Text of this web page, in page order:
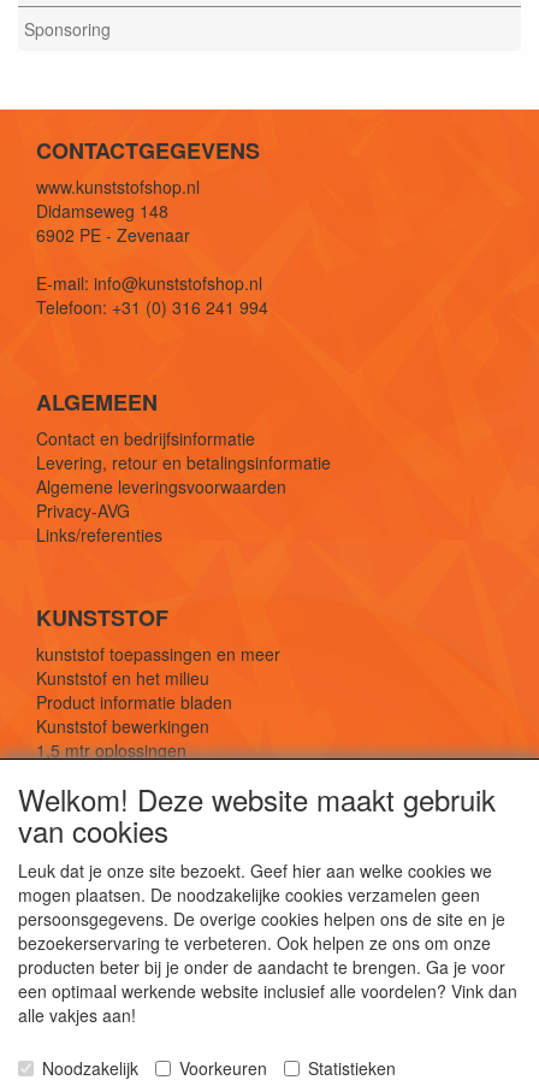
Sponsoring
CONTACTGEGEVENS
www.kunststofshop.nl
Didamseweg 148
6902 PE - Zevenaar
E-mail: info@kunststofshop.nl
Telefoon: +31 (0) 316 241 994
ALGEMEEN
Contact en bedrijfsinformatie
Levering, retour en betalingsinformatie
Algemene leveringsvoorwaarden
Privacy-AVG
Links/referenties
KUNSTSTOF
kunststof toepassingen en meer
Kunststof en het milieu
Product informatie bladen
Kunststof bewerkingen
1,5 mtr oplossingen
SOCIALE MEDIA
De webshop voor kunststof platen, folies, buizen
Kunststof bewerkingen, productontwerp en
Welkom! Deze website maakt gebruik
van cookies
Leuk dat je onze site bezoekt. Geef hier aan welke cookies we
mogen plaatsen. De noodzakelijke cookies verzamelen geen
persoonsgegevens. De overige cookies helpen ons de site en je
bezoekerservaring te verbeteren. Ook helpen ze ons om onze
producten beter bij je onder de aandacht te brengen. Ga je voor
een optimaal werkende website inclusief alle voordelen? Vink dan
alle vakjes aan!
Noodzakelijk Voorkeuren Statistieken